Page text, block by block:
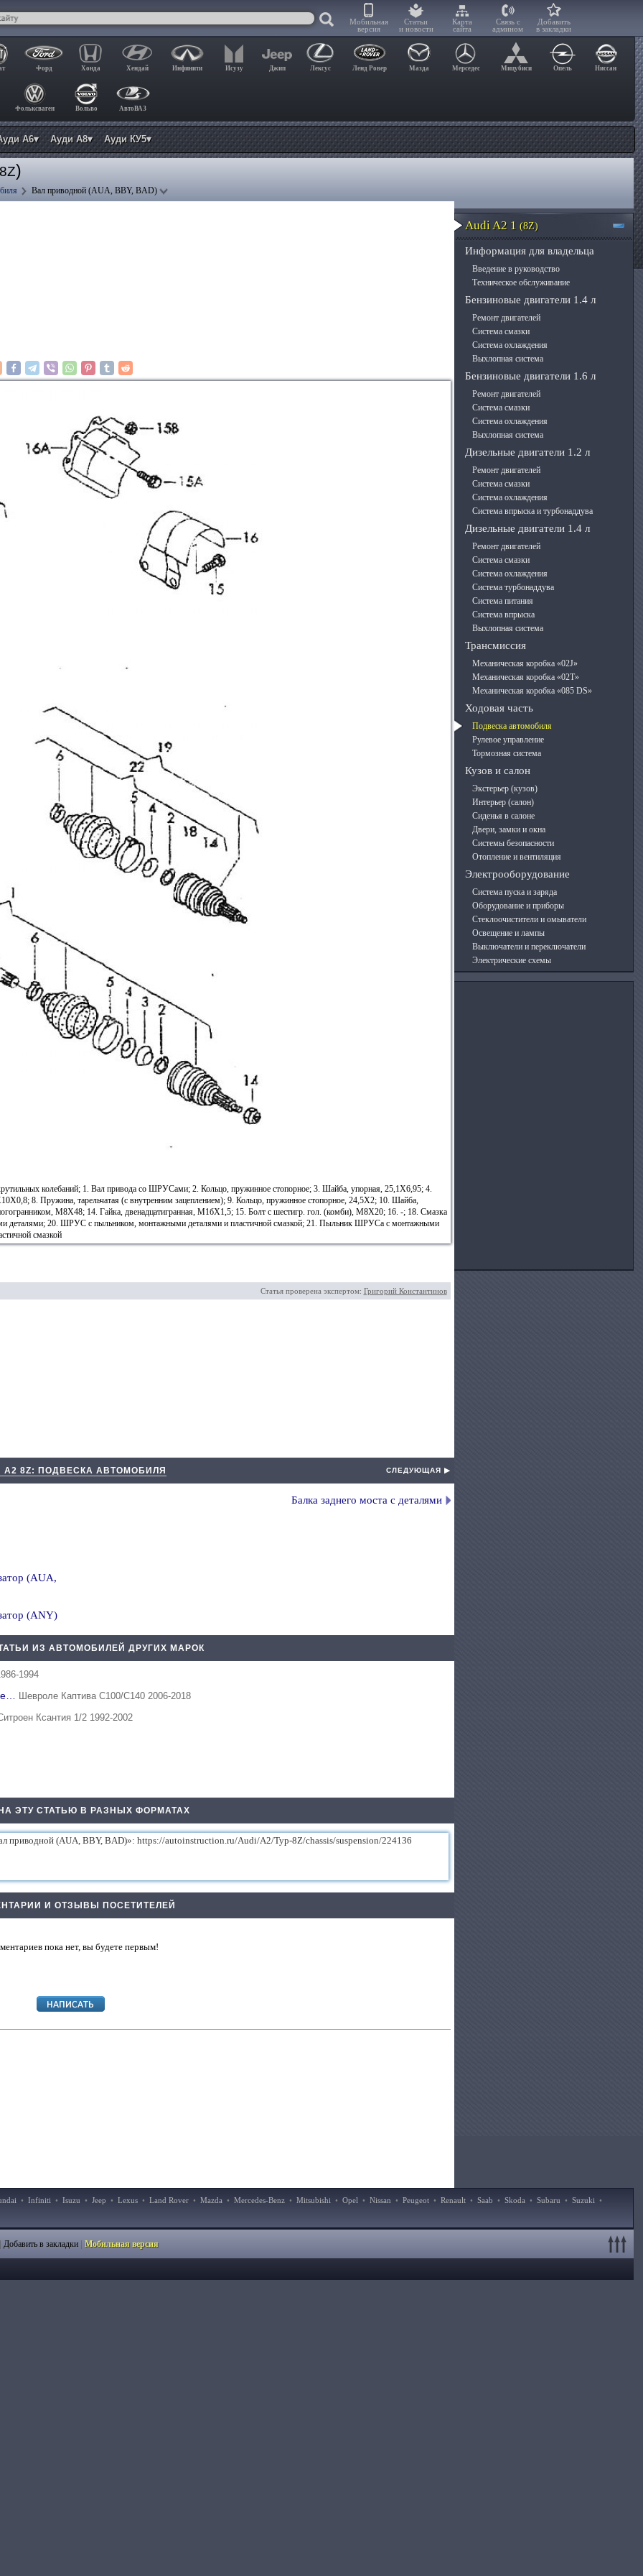
Мобильная
версия
Статьи
и новости
Карта
сайта
Связь с
админом
Добавить
в закладки
Форд Хонда Хендай Инфинити Исузу Джип Лексус Ленд Ровер Мазда Мерседес Мицубиси Опель Ниссан
Фольксваген Вольво АвтоВАЗ
А6▾ Ауди А8▾ Ауди КУ5▾
)
Вал приводной (AUA, BBY, BAD)
колебаний; 1. Вал привода со ШРУСами; 2. Кольцо, пружинное стопорное; 3. Шайба, упорная, 25,1X6,95; 4.
8. Пружина, тарельчатая (с внутренним зацеплением); 9. Кольцо, пружинное стопорное, 24,5X2; 10. Шайба,
М8Х48; 14. Гайка, двенадцатигранная, М1бХ1,5; 15. Болт с шестигр. гол. (комби), М8Х20; 16. -; 18. Смазка
деталями; 20. ШРУС с пыльником, монтажными деталями и пластичной смазкой; 21. Пыльник ШРУСа с монтажными
смазкой
Статья проверена экспертом: Григорий Константинов
А2 8Z: ПОДВЕСКА АВТОМОБИЛЯ СЛЕДУЮЩАЯ ▶
(AUA,
(ANY)
Балка заднего моста с деталями
ИЗ АВТОМОБИЛЕЙ ДРУГИХ МАРОК
1994
Шевроле Каптива С100/С140 2006-2018
Ксантия 1/2 1992-2002
ЭТУ СТАТЬЮ В РАЗНЫХ ФОРМАТАХ
И ОТЗЫВЫ ПОСЕТИТЕЛЕЙ
пока нет, вы будете первым!
Audi A2 1 (8Z)
Информация для владельца
Введение в руководство
Техническое обслуживание
Бензиновые двигатели 1.4 л
Ремонт двигателей
Система смазки
Система охлаждения
Выхлопная система
Бензиновые двигатели 1.6 л
Ремонт двигателей
Система смазки
Система охлаждения
Выхлопная система
Дизельные двигатели 1.2 л
Ремонт двигателей
Система смазки
Система охлаждения
Система впрыска и турбонаддува
Дизельные двигатели 1.4 л
Ремонт двигателей
Система смазки
Система охлаждения
Система турбонаддува
Система питания
Система впрыска
Выхлопная система
Трансмиссия
Механическая коробка «02J»
Механическая коробка «02T»
Механическая коробка «085 DS»
Ходовая часть
Подвеска автомобиля
Рулевое управление
Тормозная система
Кузов и салон
Экстерьер (кузов)
Интерьер (салон)
Сиденья в салоне
Двери, замки и окна
Системы безопасности
Отопление и вентиляция
Электрооборудование
Система пуска и заряда
Оборудование и приборы
Стеклоочистители и омыватели
Освещение и лампы
Выключатели и переключатели
Электрические схемы
• Infiniti • Isuzu • Jeep • Lexus • Land Rover • Mazda • Mercedes-Benz • Mitsubishi • Opel • Nissan • Peugeot • Renault • Saab • Skoda • Subaru • Suzuki •
Добавить в закладки |Мобильная версия